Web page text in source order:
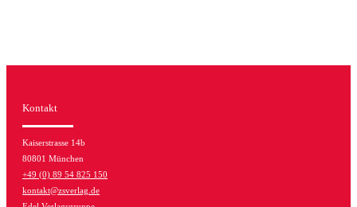
Kontakt
Kaiserstrasse 14b
80801 München
+49 (0) 89 54 825 150
kontakt@zsverlag.de